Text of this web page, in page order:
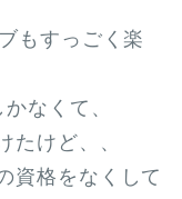
もすっごく楽
なくて、
たけど、、
資格をなくして